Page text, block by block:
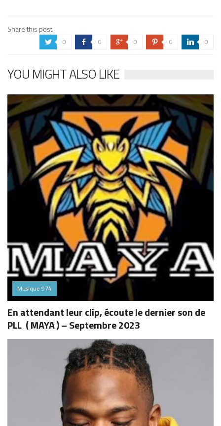
Share this post:
a 0 b 0 c 0 d 0 j 0
YOU MIGHT ALSO LIKE
Musique 974
En attendant leur clip, écoute le dernier son de
PLL ( MAYA ) – Septembre 2023